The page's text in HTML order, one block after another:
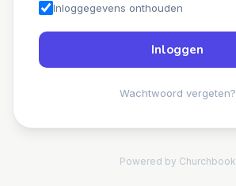
Inloggegevens onthouden
Inloggen
Wachtwoord vergeten?
Powered by Churchbook